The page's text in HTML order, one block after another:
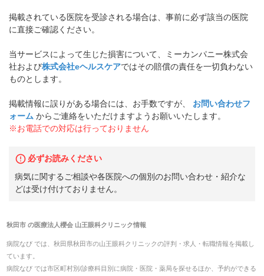
掲載されている医院を受診される場合は、事前に必ず該当の医院
に直接ご確認ください。
当サービスによって生じた損害について、ミーカンパニー株式会
社および株式会社eヘルスケアではその賠償の責任を一切負わない
ものとします。
掲載情報に誤りがある場合には、お手数ですが、
お問い合わせフ
ォーム からご連絡をいただけますようお願いいたします。
※お電話での対応は行っておりません
必ずお読みください
病気に関するご相談や各医院への個別のお問い合わせ・紹介な
どは受け付けておりません。
秋田市の医療法人櫻会 山王眼科クリニック情報
病院なび では、 秋田県秋田市の山王眼科クリニックの評判・求人・転職情報を掲載し
ています。
病院なび では市区町村別/診療科目別に病院・医院・薬局を探せるほか、予約ができる